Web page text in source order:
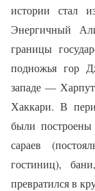
истории стал
Энергичный
границы
подножья гор
западе —
Хаккари. В
были построены
сараев
гостиниц),
превратился в